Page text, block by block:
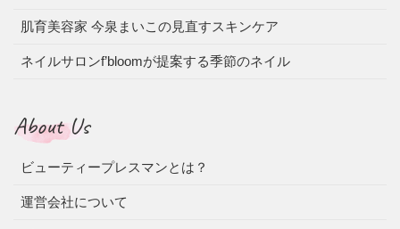
肌育美容家 今泉まいこの見直すスキンケア
ネイルサロンf’bloomが提案する季節のネイル
About Us
ビューティープレスマンとは？
運営会社について